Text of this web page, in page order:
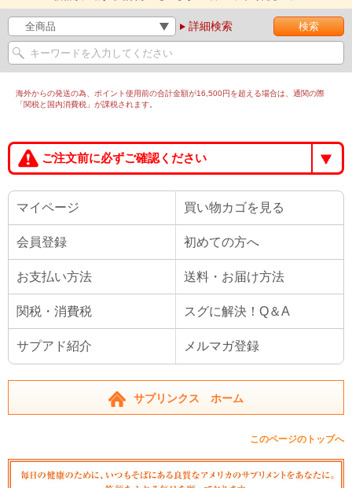
詳細検索
海外からの発送の為、ポイント使用前の合計金額が16,500円を超える場合は、通関の際
「関税と国内消費税」が課税されます。
ご注文前に必ずご確認ください
マイページ 買い物カゴを見る
会員登録 初めての方へ
お支払い方法 送料・お届け方法
関税・消費税 スグに解決！Q＆A
サプアド紹介 メルマガ登録
サプリンクス ホーム
このページのトップへ